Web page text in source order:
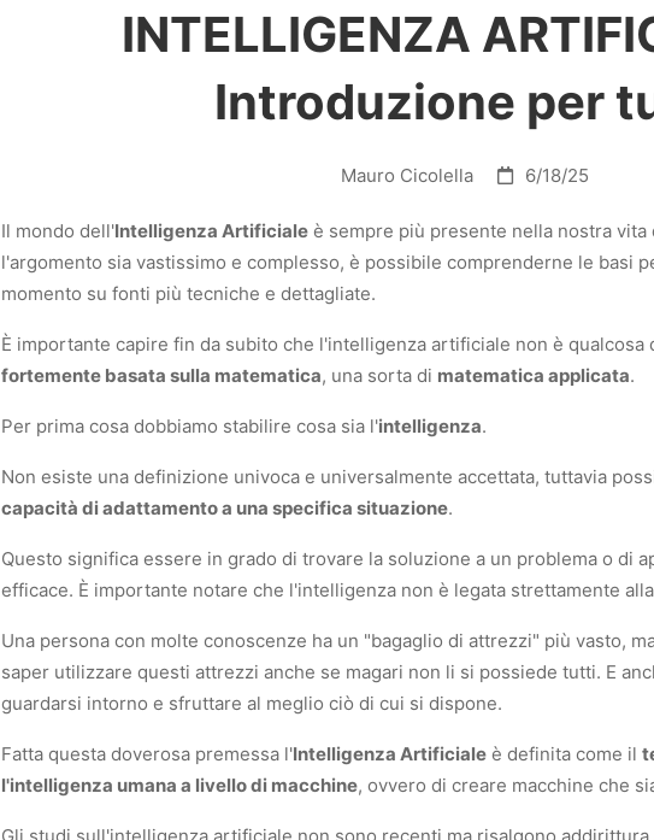
INTELLIGENZA
Introduzione per
Mauro Cicolella 6/18/25
Il mondo dell'Intelligenza Artificiale è sempre più presente nella nostra vita
l'argomento sia vastissimo e complesso, è possibile comprenderne le basi
momento su fonti più tecniche e dettagliate.
È importante capire fin da subito che l'intelligenza artificiale non è qualcosa
fortemente basata sulla matematica, una sorta di matematica applicata.
Per prima cosa dobbiamo stabilire cosa sia l'intelligenza.
Non esiste una definizione univoca e universalmente accettata, tuttavia
capacità di adattamento a una specifica situazione.
Questo significa essere in grado di trovare la soluzione a un problema o di
efficace. È importante notare che l'intelligenza non è legata strettamente
Una persona con molte conoscenze ha un "bagaglio di attrezzi" più vasto,
saper utilizzare questi attrezzi anche se magari non li si possiede tutti. E
guardarsi intorno e sfruttare al meglio ciò di cui si dispone.
Fatta questa doverosa premessa l'Intelligenza Artificiale è definita come il
l'intelligenza umana a livello di macchine, ovvero di creare macchine che